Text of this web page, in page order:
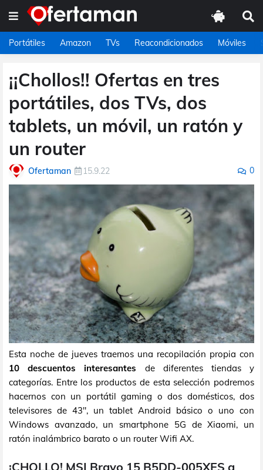
Portátiles Amazon TVs Reacondicionados Móviles
¡¡Chollos!! Ofertas en tres
portátiles, dos TVs, dos
tablets, un móvil, un ratón y
un router
Ofertaman 15.9.22 0
Esta noche de jueves traemos una recopilación propia con
10 descuentos interesantes de diferentes tiendas y
categorías. Entre los productos de esta selección podremos
hacernos con un portátil gaming o dos domésticos, dos
televisores de 43", un tablet Android básico o uno con
Windows avanzado, un smartphone 5G de Xiaomi, un
ratón inalámbrico barato o un router Wifi AX.
¡CHOLLO! MSI Bravo 15 B5DD-005XES a